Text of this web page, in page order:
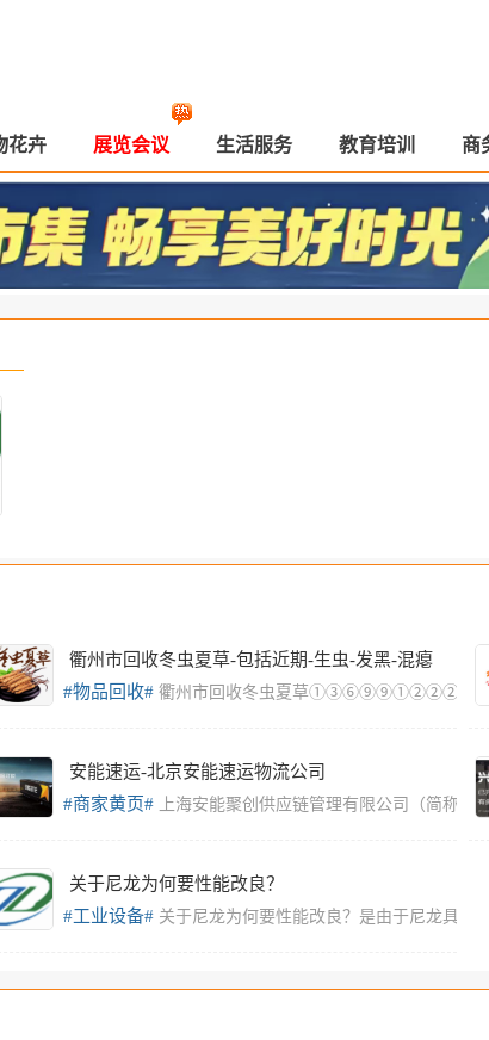
花卉 展览会议 生活服务 教育培训 商
释放
衢州市回收冬虫夏草-包括近期-生虫-发黑-混瘪
#物品回收#衢州市回收冬虫夏草
成色、等
安能速运-北京安能速运物流公司
#商家黄页#上海安能聚创供应链管理有限公司（简称安
制成，以水泥
关于尼龙为何要性能改良？
#工业设备#关于尼龙为何要性能改良？是由于尼龙具有